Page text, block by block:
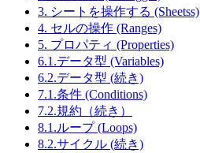
3. シートを操作する (Sheetss)
4. セルの操作 (Ranges)
5. プロパティ (Properties)
6.1.データ型 (Variables)
6.2.データ型 (続き)
7.1.条件 (Conditions)
7.2.規約（続き）
8.1.ループ (Loops)
8.2.サイクル (続き)